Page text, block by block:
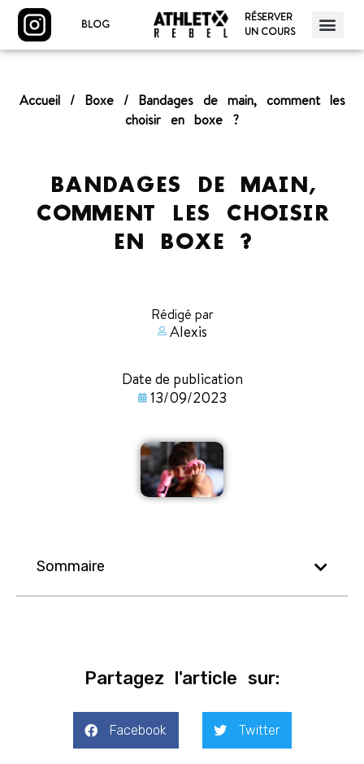
BLOG
RÉSERVER
UN COURS
Accueil/ Boxe/ Bandages de main, comment les
choisir en boxe ?
BANDAGES DE MAIN,
COMMENT LES CHOISIR
EN BOXE ?
Rédigé par
Alexis
Date de publication
13/09/2023
Sommaire
Partagez l'article sur:
Facebook Twitter